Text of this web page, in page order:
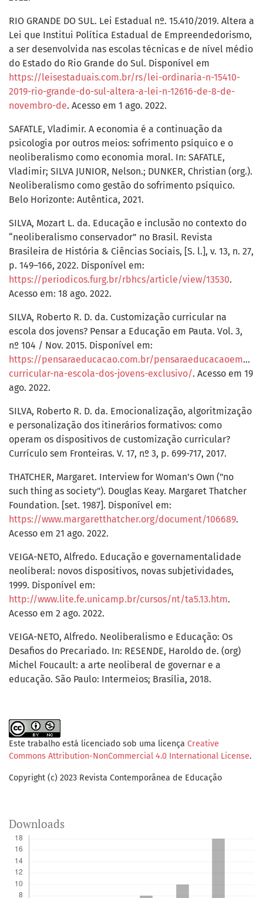
RIO GRANDE DO SUL. Lei Estadual nº. 15.410/2019. Altera a
Lei que Institui Política Estadual de Empreendedorismo,
a ser desenvolvida nas escolas técnicas e de nível médio
do Estado do Rio Grande do Sul. Disponível em
https://leisestaduais.com.br/rs/lei-ordinaria-n-15410-
2019-rio-grande-do-sul-altera-a-lei-n-12616-de-8-de-
novembro-de. Acesso em 1 ago. 2022.
SAFATLE, Vladimir. A economia é a continuação da
psicologia por outros meios: sofrimento psíquico e o
neoliberalismo como economia moral. In: SAFATLE,
Vladimir; SILVA JUNIOR, Nelson.; DUNKER, Christian (org.).
Neoliberalismo como gestão do sofrimento psíquico.
Belo Horizonte: Autêntica, 2021.
SILVA, Mozart L. da. Educação e inclusão no contexto do
“neoliberalismo conservador” no Brasil. Revista
Brasileira de História & Ciências Sociais, [S. l.], v. 13, n. 27,
p. 149–166, 2022. Disponível em:
https://periodicos.furg.br/rbhcs/article/view/13530.
Acesso em: 18 ago. 2022.
SILVA, Roberto R. D. da. Customização curricular na
escola dos jovens? Pensar a Educação em Pauta. Vol. 3,
nº 104 / Nov. 2015. Disponível em:
https://pensaraeducacao.com.br/
curricular-na-escola-dos-jovens-exclusivo/. Acesso em 19
ago. 2022.
SILVA, Roberto R. D. da. Emocionalização, algoritmização
e personalização dos itinerários formativos: como
operam os dispositivos de customização curricular?
Currículo sem Fronteiras. V. 17, nº 3, p. 699-717, 2017.
THATCHER, Margaret. Interview for Woman's Own ("no
such thing as society"). Douglas Keay. Margaret Thatcher
Foundation. [set. 1987]. Disponível em:
https://www.margaretthatcher.org/document/106689.
Acesso em 21 ago. 2022.
VEIGA-NETO, Alfredo. Educação e governamentalidade
neoliberal: novos dispositivos, novas subjetividades,
1999. Disponível em:
http://www.lite.fe.unicamp.br/cursos/nt/ta5.13.htm.
Acesso em 2 ago. 2022.
VEIGA-NETO, Alfredo. Neoliberalismo e Educação: Os
Desafios do Precariado. In: RESENDE, Haroldo de. (org)
Michel Foucault: a arte neoliberal de governar e a
educação. São Paulo: Intermeios; Brasília, 2018.
Este trabalho está licenciado sob uma licença Creative
Commons Attribution-NonCommercial 4.0 International License.
Copyright (c) 2023 Revista Contemporânea de Educação
Downloads